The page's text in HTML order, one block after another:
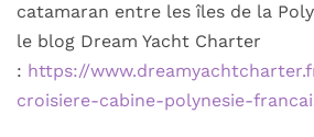
catamaran entre les îles de la
le blog Dream Yacht Charter
: https://
croisiere-cabine-polynesie-